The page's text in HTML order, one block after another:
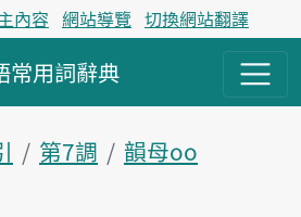
內容 網站導覽 切換網站翻譯
常用詞辭典
第7調
韻母oo